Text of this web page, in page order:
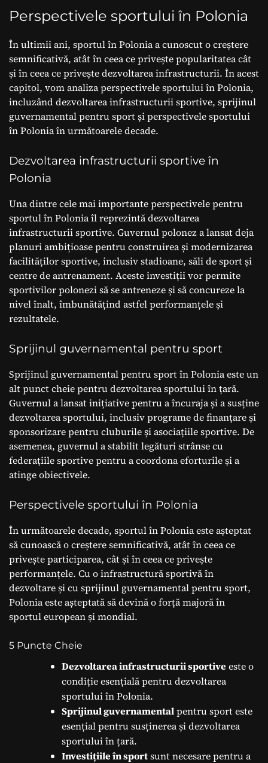
Perspectivele sportului în Polonia
În ultimii ani, sportul în Polonia a cunoscut o creștere
semnificativă, atât în ceea ce privește popularitatea cât
și în ceea ce privește dezvoltarea infrastructurii. În acest
capitol, vom analiza perspectivele sportului în Polonia,
incluzând dezvoltarea infrastructurii sportive, sprijinul
guvernamental pentru sport și perspectivele sportului
în Polonia în următoarele decade.
Dezvoltarea infrastructurii sportive în
Polonia
Una dintre cele mai importante perspectivele pentru
sportul în Polonia îl reprezintă dezvoltarea
infrastructurii sportive. Guvernul polonez a lansat deja
planuri ambițioase pentru construirea și modernizarea
facilităților sportive, inclusiv stadioane, săli de sport și
centre de antrenament. Aceste investiții vor permite
sportivilor polonezi să se antreneze și să concureze la
nivel înalt, îmbunătățind astfel performanțele și
rezultatele.
Sprijinul guvernamental pentru sport
Sprijinul guvernamental pentru sport în Polonia este un
alt punct cheie pentru dezvoltarea sportului în țară.
Guvernul a lansat inițiative pentru a încuraja și a susține
dezvoltarea sportului, inclusiv programe de finanțare și
sponsorizare pentru cluburile și asociațiile sportive. De
asemenea, guvernul a stabilit legături strânse cu
federațiile sportive pentru a coordona eforturile și a
atinge obiectivele.
Perspectivele sportului în Polonia
În următoarele decade, sportul în Polonia este așteptat
să cunoască o creștere semnificativă, atât în ceea ce
privește participarea, cât și în ceea ce privește
performanțele. Cu o infrastructură sportivă în
dezvoltare și cu sprijinul guvernamental pentru sport,
Polonia este așteptată să devină o forță majoră în
sportul european și mondial.
5 Puncte Cheie
Dezvoltarea infrastructurii sportiveeste o
condiție esențială pentru dezvoltarea
sportului în Polonia.
Sprijinul guvernamentalpentru sport este
esențial pentru susținerea și dezvoltarea
sportului în țară.
Investițiile în sportsunt necesare pentru a